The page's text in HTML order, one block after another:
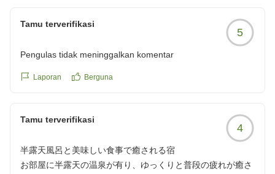
朝食時の白湯(多分鉄瓶で沸かされたもの)もありがたかった
部屋数が少なく宿側の気配りもありほとんど他のお客様と出
会うことがなくゆっくりと最高の休日を満喫できました。
https://review.travel.rakuten.co.jp/hotel/voice/162755?
Tamu terverifikasi
5
Pengulas tidak meninggalkan komentar
Laporan Berguna
Tamu terverifikasi
4
半露天風呂と美味しい食事で癒される宿
お部屋に半露天の温泉が有り、ゆっくりと普段の疲れが癒さ